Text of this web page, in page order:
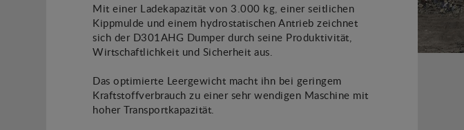
Mit einer Ladekapazität von 3.000 kg, einer seitlichen
Kippmulde und einem hydrostatischen Antrieb zeichnet
sich der D301AHG Dumper durch seine Produktivität,
Wirtschaftlichkeit und Sicherheit aus.
Das optimierte Leergewicht macht ihn bei geringem
Kraftstoffverbrauch zu einer sehr wendigen Maschine mit
hoher Transportkapazität.